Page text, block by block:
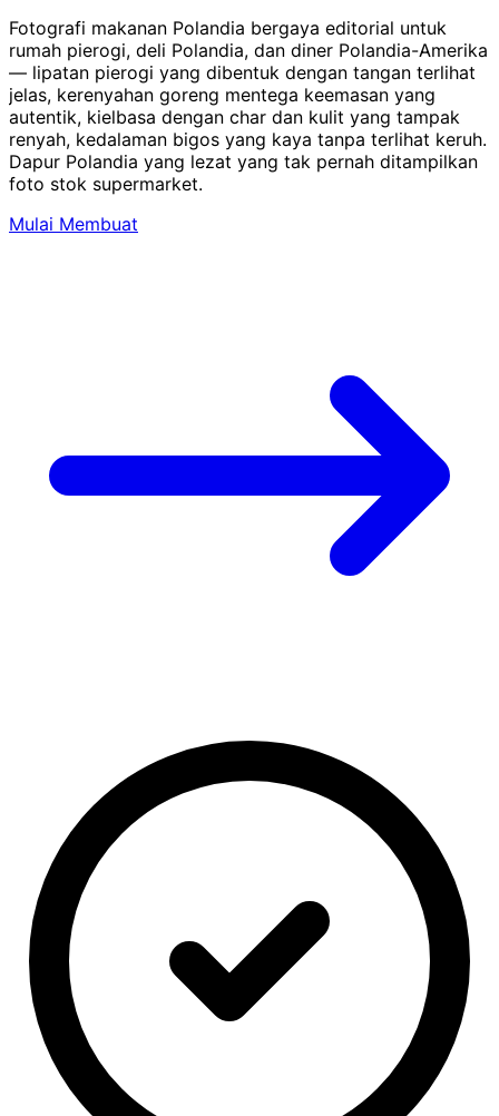
Fotografi makanan Polandia bergaya editorial untuk
rumah pierogi, deli Polandia, dan diner Polandia-Amerika
— lipatan pierogi yang dibentuk dengan tangan terlihat
jelas, kerenyahan goreng mentega keemasan yang
autentik, kielbasa dengan char dan kulit yang tampak
renyah, kedalaman bigos yang kaya tanpa terlihat keruh.
Dapur Polandia yang lezat yang tak pernah ditampilkan
foto stok supermarket.
Mulai Membuat